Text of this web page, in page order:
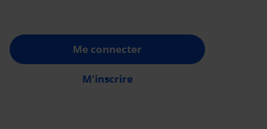
Me connecter
M'inscrire